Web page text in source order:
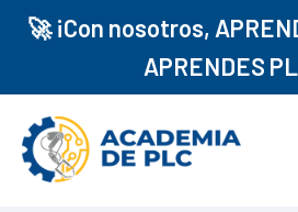
🚀 ¡Con nosotros,
APRENDES